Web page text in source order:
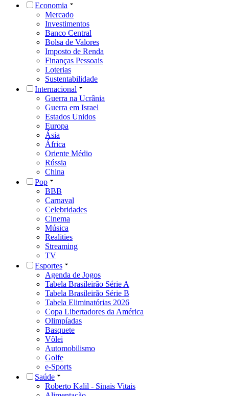
Economia
Mercado
Investimentos
Banco Central
Bolsa de Valores
Imposto de Renda
Finanças Pessoais
Loterias
Sustentabilidade
Internacional
Guerra na Ucrânia
Guerra em Israel
Estados Unidos
Europa
Ásia
África
Oriente Médio
Rússia
China
Pop
BBB
Carnaval
Celebridades
Cinema
Música
Realities
Streaming
TV
Esportes
Agenda de Jogos
Tabela Brasileirão Série A
Tabela Brasileirão Série B
Tabela Eliminatórias 2026
Copa Libertadores da América
Olimpíadas
Basquete
Vôlei
Automobilismo
Golfe
e-Sports
Saúde
Roberto Kalil - Sinais Vitais